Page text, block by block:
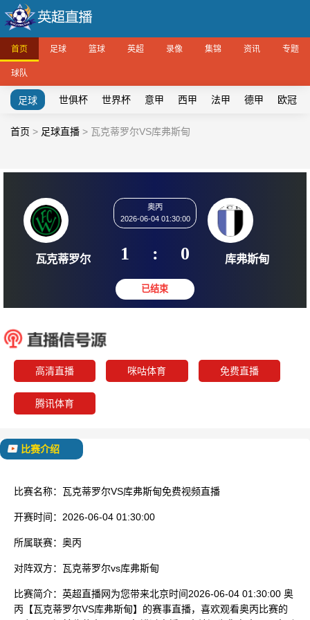
首页 足球 篮球 英超 录像 集锦 资讯 专题
球队
足球 世俱杯 世界杯 意甲 西甲 法甲 德甲 欧冠
首页 > 足球直播 > 瓦克蒂罗尔VS库弗斯甸
奥丙
2026-06-04 01:30:00
1 : 0
高清直播 咪咕体育 免费直播
腾讯体育
比赛介绍
比赛名称： 瓦克蒂罗尔VS库弗斯甸免费视频直播
开赛时间： 2026-06-04 01:30:00
所属联赛： 奥丙
对阵双方： 瓦克蒂罗尔vs库弗斯甸
比赛简介： 英超直播网为您带来北京时间2026-06-04 01:30:00 奥
丙【瓦克蒂罗尔VS库弗斯甸】的赛事直播，喜欢观看奥丙比赛的